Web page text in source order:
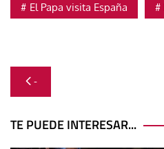
El Papa visita España
Navegación
de
entradas
-
TE PUEDE INTERESAR...